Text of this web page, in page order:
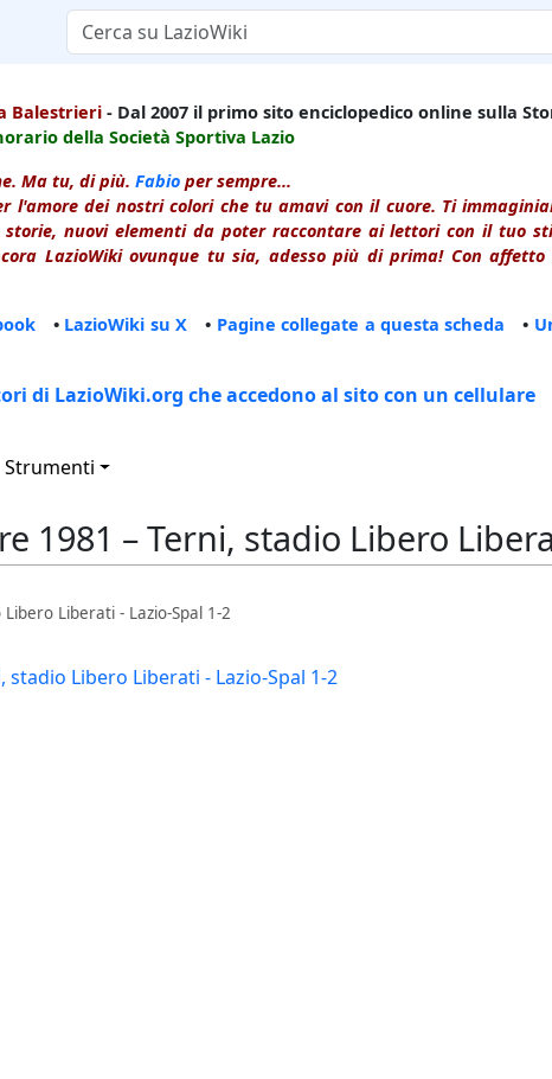
Balestrieri - Dal 2007 il primo sito enciclopedico online sulla
della Società Sportiva Lazio
Ma tu, di più. Fabio per sempre...
l'amore dei nostri colori che tu amavi con il cuore. Ti
storie, nuovi elementi da poter raccontare ai lettori con il tuo
LazioWiki ovunque tu sia, adesso più di prima! Con
• LazioWiki su X • Pagine collegate a questa scheda •
di LazioWiki.org che accedono al sito con un cellulare
Strumenti
1981 – Terni, stadio Libero
Liberati - Lazio-Spal 1-2
Libero Liberati - Lazio-Spal 1-2